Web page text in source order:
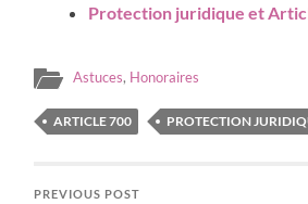
Protection juridique et
Astuces, Honoraires
ARTICLE 700 PROTECTION
PREVIOUS POST